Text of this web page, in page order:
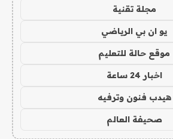
مجلة تقنية
يو ان بي الرياضي
موقع حالة للتعليم
اخبار 24 ساعة
هيدب فنون وترفيه
صحيفة العالم